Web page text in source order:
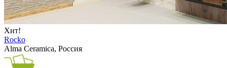
Хит!
Rocko
Alma Ceramica, Россия